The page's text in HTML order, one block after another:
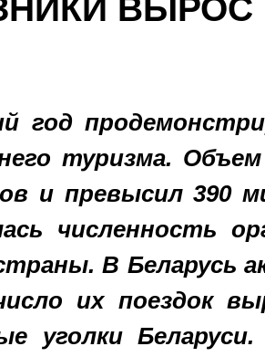
ВЫРОС
год
туризма.
и превысил 390
численность
В Беларусь
их поездок
уголки